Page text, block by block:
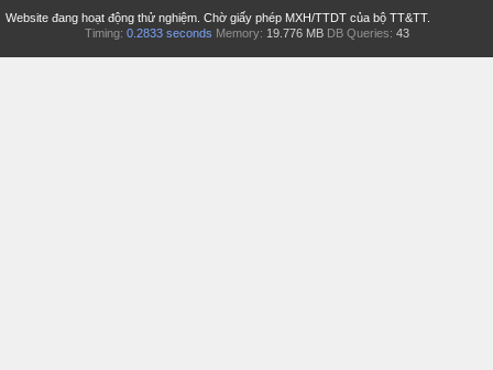
Website đang hoạt động thử nghiệm. Chờ giấy phép MXH/TTDT của bộ TT&TT.
Timing: 0.2833 seconds Memory: 19.776 MB DB Queries: 43